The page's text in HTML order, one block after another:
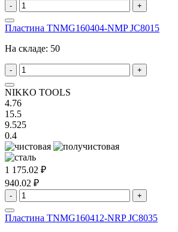
- +
Пластина TNMG160404-NMP JC8015
На складе: 50
- +
NIKKO TOOLS
4.76
15.5
9.525
0.4
1 175.02 ₽
940.02 ₽
- +
Пластина TNMG160412-NRP JC8035